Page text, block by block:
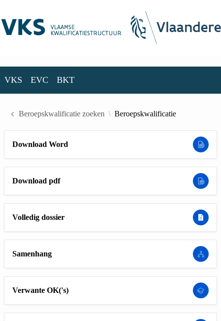
VKS EVC BKT
Beroepskwalificatie zoeken Beroepskwalificatie
Download Word
Download pdf
Volledig dossier
Samenhang
Verwante OK('s)